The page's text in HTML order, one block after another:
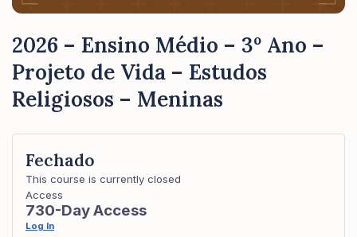
2026 – Ensino Médio – 3º Ano –
Projeto de Vida – Estudos
Religiosos – Meninas
Fechado
This course is currently closed
Access
730-Day Access
Log In